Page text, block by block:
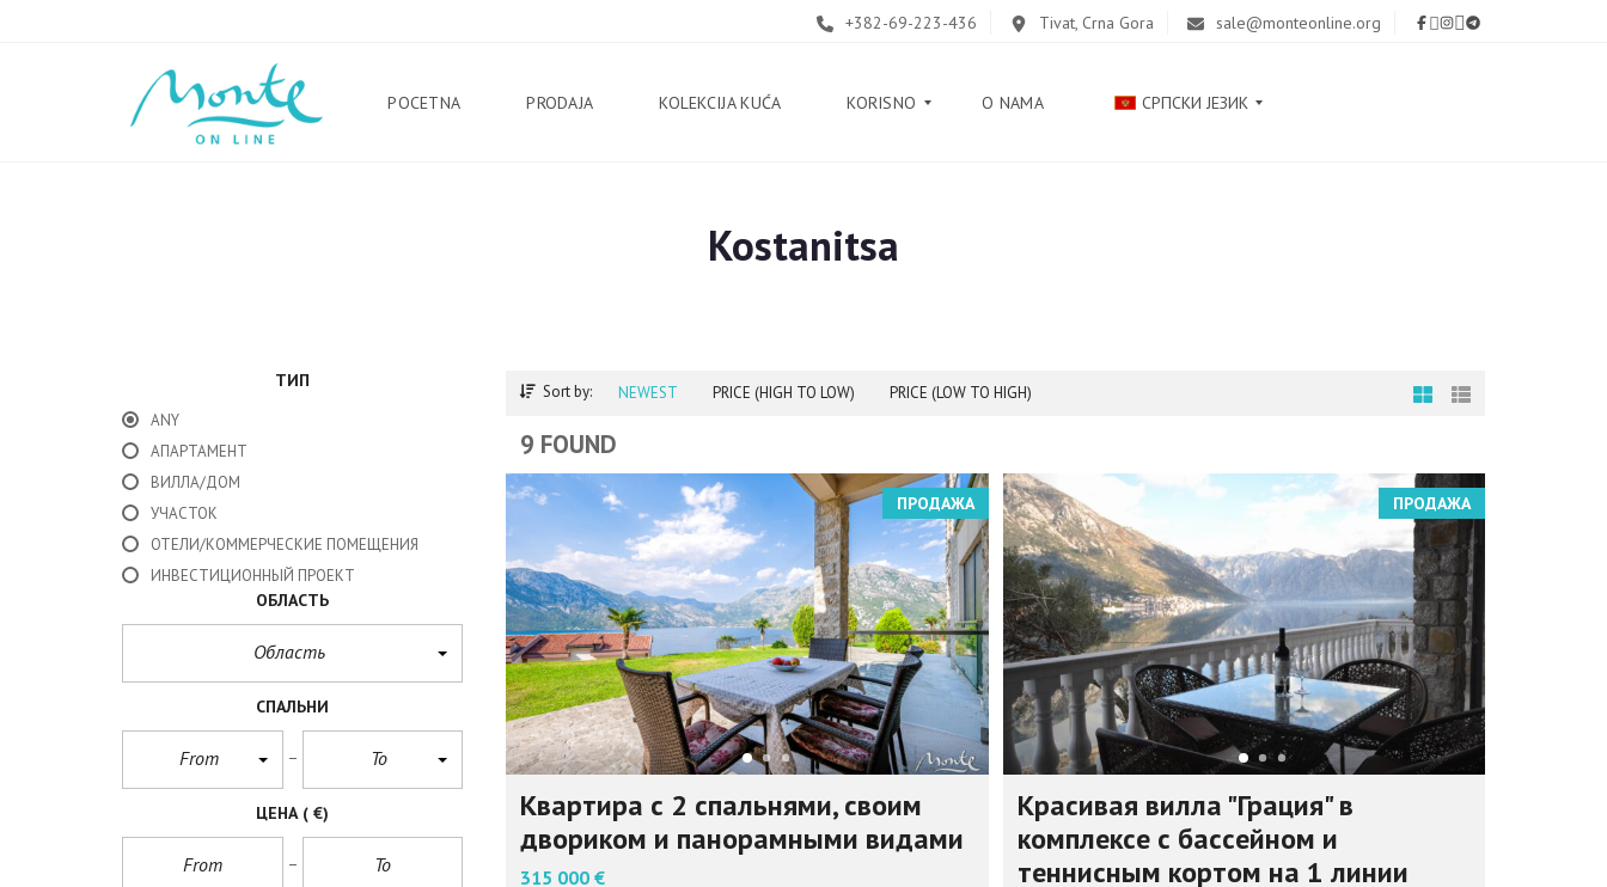
+382-69-223-436 Tivat, Crna Gora sale@monteonline.org
POCETNA PRODAJA KOLEKCIJA KUĆA KORISNO
B
L
D
K
O
R
S
N
E
I
N
F
O
R
M
A
C
I
J
E
O NAMA СРПСКИ ЈЕЗИК
N
I
S
H
(
U
K
)
Kostanitsa
ТИП
ANY
АПАРТАМЕНТ
ВИЛЛА/ДОМ
УЧАСТОК
ОТЕЛИ/КОММЕРЧЕСКИЕ ПОМЕЩЕНИЯ
ИНВЕСТИЦИОННЫЙ ПРОЕКТ
ОБЛАСТЬ
Область
СПАЛЬНИ
From To
ЦЕНА ( €)
Sort by: NEWEST PRICE (HIGH TO LOW) PRICE (LOW TO HIGH)
9 FOUND
ПРОДАЖА
Квартира с 2 спальнями, своим
двориком и панорамными видами
315 000 €
ПРОДАЖА
Красивая вилла "Грация" в
комплексе с бассейном и
теннисным кортом на 1 линии